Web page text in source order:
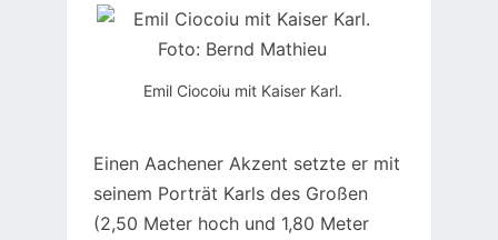
Emil Ciocoiu mit Kaiser Karl.
Einen Aachener Akzent setzte er mit
seinem Porträt Karls des Großen
(2,50 Meter hoch und 1,80 Meter